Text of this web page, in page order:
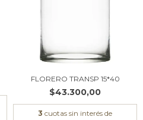
FLORERO TRANSP 15*40
$43.300,00
3 cuotas sin interés de